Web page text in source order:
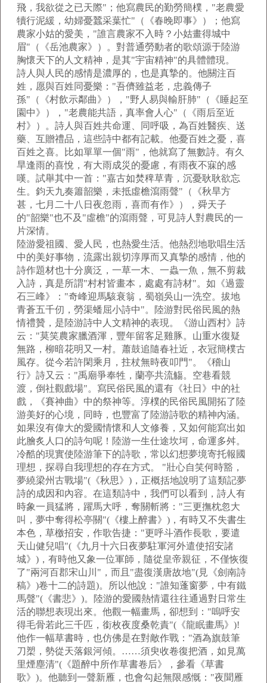
飛，我欲從之已天際"；他寫農民的勤勞簡樸，"老農愛
犢行泥緩，幼婦憂蠶采葉忙"（《春晚即事》）；他寫
農家小姑的愛美，"誰言農家不入時？小姑畫得城中
眉"（《岳池農家》）。對普通勞動者的歌頌源于陸游
胸懷天下的人文精神，是其"宇宙精神"的具體體現。
詩人與人民的感情是濃厚的，也是真摯的。他關注百
姓，愿與百姓同憂樂："吾儕雖益老，忠義傳子
孫"（《村飲示鄰曲》），"野人易與輸肝肺"（《睡起至
園中》），"老農能共語，真率會人心"（《雨后至近
村》）。詩人與百姓共命運、同呼吸，為百姓醫疾、送
藥、互贈禮品，這些詩中都有記載。他憂百姓之憂，喜
百姓之喜。比如單單一個"雨"，他就寫了無數詩。有久
旱逢雨的喜悅，有大雨成災的憂慮，有雨夜不寐的感
嘆。試舉其中一首："嘉古如焚稗草青，沉憂耿耿欲忘
生。鈞天九奏簫韶樂，未抵虛檐瀉雨聲"（《秋旱方
甚，七月二十八日夜忽雨，喜而有作》），舜天子
的"韶樂"也不及"虛檐"的瀉雨聲，可見詩人對農民的一
片深情。
陸游愛祖國、愛人民，也熱愛生活。他熱烈地歌唱生活
中的美好事物，流露出親切淳厚而又真摯的感情，他的
詩作題材也十分廣泛，一草一木、一蟲一魚，無不剪裁
入詩，真是所謂"村村皆畫本，處處有詩材"。如《過靈
石三峰》："奇峰迎馬駭衰翁，蜀嶺吳山一洗空。拔地
青蒼五千仞，勞渠蟠屈小詩中"。陸游對民俗民風的熱
情禮贊，是陸游詩中人文精神的表現。《游山西村》詩
云："莫笑農家臘酒渾，豐年留客足雞豚。山重水復疑
無路，柳暗花明又一村。蕭鼓追隨春社近，衣冠簡樸古
風存。從今若許閑乘月，拄杖無時夜叩門"。《稽山
行》詩又云："禹廟爭奉牲，蘭亭共流觴。空巷看競
渡，倒社觀戲場"。寫民俗民風的還有《社日》中的社
戲，《賽神曲》中的祭神等。淳樸的民俗民風開拓了陸
游美好的心境，同時，也豐富了陸游詩歌的精神內涵。
如果沒有偉大的愛國情懷和人文修養，又如何能寫出如
此膾炙人口的詩句呢！陸游一生仕途坎坷，命運多舛。
冷酷的現實使陸游筆下的詩歌，常以幻想夢境寄托報國
理想，探尋自我理想的存在方式。 "壯心自笑何時豁，
夢繞梁州古戰場"(《秋思》)，正概括地說明了這類記夢
詩的成因和內容。在這類詩中，我們可以看到，詩人有
時象一員猛將，躍馬大呼，奪關斬將："三更撫枕忽大
叫，夢中奪得松亭關"(《樓上醉書》)，有時又不失書生
本色，草檄招安，作歌告捷："更呼斗酒作長歌，要遣
天山健兒唱"(《九月十六日夜夢駐軍河外遣使招安諸
城》)，有時他又象一位軍師，隨從皇帝親征，不僅恢復
了"兩河百郡宋山川"，而且"盡復漢唐故地"(見《劍南詩
稿》)卷十二的詩題)。所以他說："誰知蓬窗夢，中有鐵
馬聲"(《書悲》)。陸游的愛國熱情還往往通過對日常生
活的聯想表現出來。他觀一幅畫馬，卻想到："嗚呼安
得毛骨若此三千匹，銜枚夜度桑乾責"(《龍眠畫馬》)!
他作一幅草書時，也仿佛是在對敵作戰："酒為旗鼓筆
刀槊，勢從天落銀河傾。……須臾收卷復把酒，如見萬
里煙塵清"(《題醉中所作草書卷后》，參看《草書
歌》)。他聽到一聲新雁，也會勾起無限感慨："夜聞雁